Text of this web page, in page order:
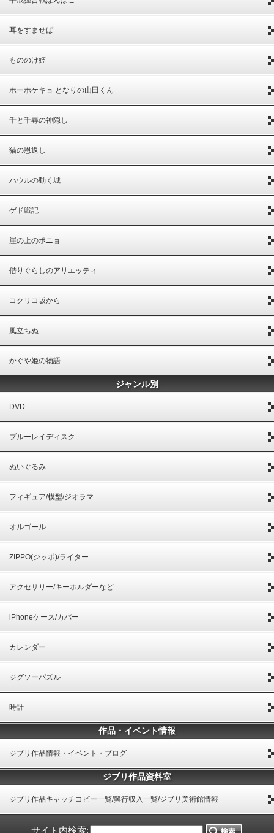
耳をすませば
もののけ姫
ホーホケキョ となりの山田くん
千と千尋の神隠し
猫の恩返し
ハウルの動く城
ゲド戦記
崖の上のポニョ
借りぐらしのアリエッティ
コクリコ坂から
風立ちぬ
かぐや姫の物語
ジャンル別
DVD
ブルーレイディスク
ぬいぐるみ
フィギュア/模型/ジオラマ
オルゴール
ZIPPO(ジッポ)/ライター
アクセサリー/キーホルダーなど
iPhoneケース/カバー
カレンダー
ジグソーパズル
時計
作品・イベント情報
ジブリ作品情報・イベント・ブログ
ジブリ作品資料室
ジブリ作品キャッチコピー一覧/興行収入一覧/ジブリ美術館情報
サイト内検索: